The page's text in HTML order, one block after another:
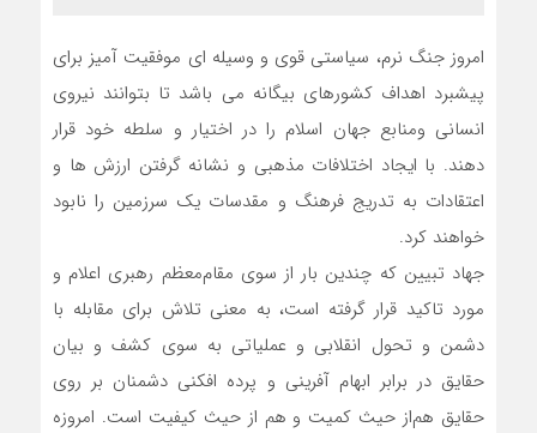
امروز جنگ نرم، سیاستی قوی و وسیله ای موفقیت آمیز برای
پیشبرد اهداف کشورهای بیگانه می باشد تا بتوانند نیروی
انسانی و‌منابع جهان اسلام را در اختیار و سلطه خود قرار
دهند. با ایجاد اختلافات مذهبی و نشانه گرفتن ارزش ها و
اعتقادات به تدریج فرهنگ و مقدسات یک سرزمین را نابود
خواهند کرد.
جهاد تبیین که چندین بار از سوی مقام‌معظم رهبری اعلام و
مورد تاکید قرار گرفته است، به معنی تلاش برای مقابله با
دشمن و تحول انقلابی و عملیاتی به سوی کشف و بیان
حقایق در برابر ابهام آفرینی و پرده افکنی دشمنان بر روی
حقایق هم‌از حیث کمیت و هم از حیث کیفیت است. امروزه